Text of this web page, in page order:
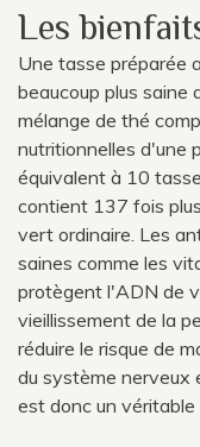
Les
Une tasse préparée
beaucoup plus saine
mélange de thé
nutritionnelles d'une
équivalent à 10
contient 137 fois
vert ordinaire. Les
saines comme les
protègent l'ADN de
vieillissement de la
réduire le risque de
du système nerveux
est donc un véritable